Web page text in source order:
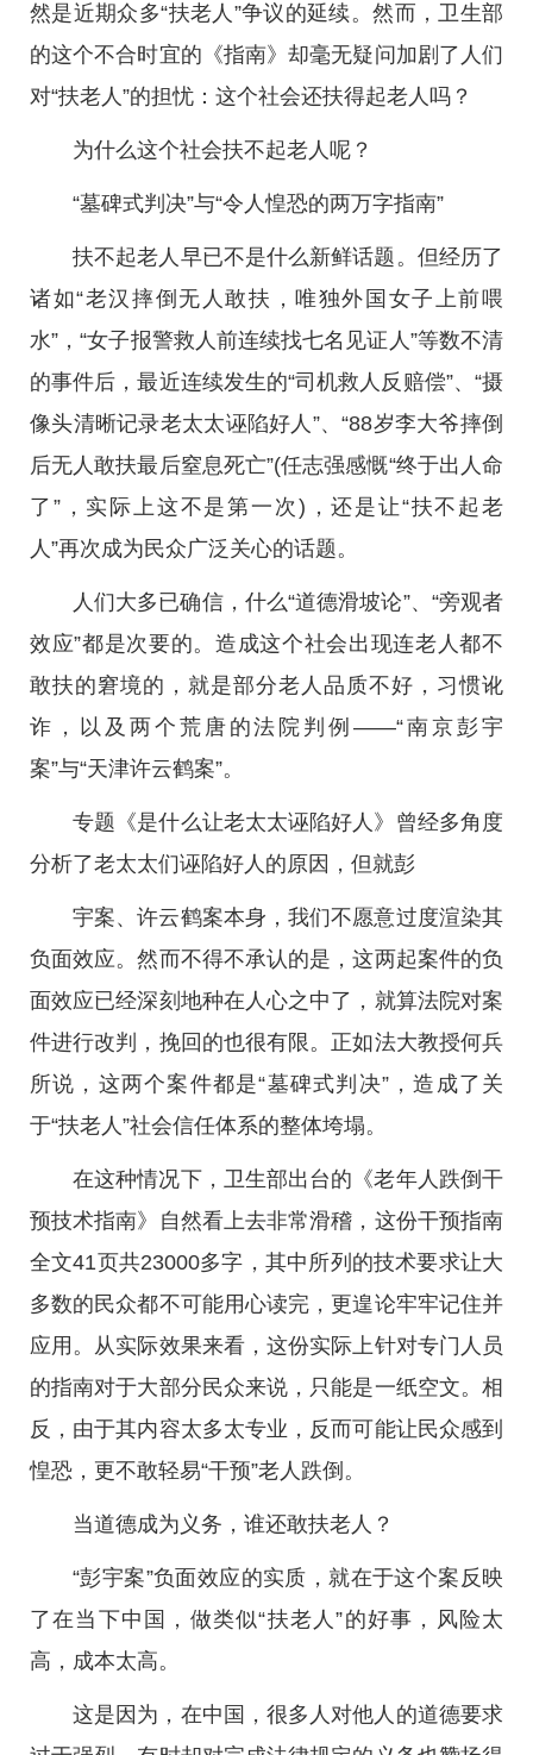
然是近期众多“扶老人”争议的延续。然而，卫生部
的这个不合时宜的《指南》却毫无疑问加剧了人们
对“扶老人”的担忧：这个社会还扶得起老人吗？
为什么这个社会扶不起老人呢？
“墓碑式判决”与“令人惶恐的两万字指南”
扶不起老人早已不是什么新鲜话题。但经历了
诸如“老汉摔倒无人敢扶，唯独外国女子上前喂
水”，“女子报警救人前连续找七名见证人”等数不清
的事件后，最近连续发生的“司机救人反赔偿”、“摄
像头清晰记录老太太诬陷好人”、“88岁李大爷摔倒
后无人敢扶最后窒息死亡”(任志强感慨“终于出人命
了”，实际上这不是第一次)，还是让“扶不起老
人”再次成为民众广泛关心的话题。
人们大多已确信，什么“道德滑坡论”、“旁观者
效应”都是次要的。造成这个社会出现连老人都不
敢扶的窘境的，就是部分老人品质不好，习惯讹
诈，以及两个荒唐的法院判例——“南京彭宇
案”与“天津许云鹤案”。
专题《是什么让老太太诬陷好人》曾经多角度
分析了老太太们诬陷好人的原因，但就彭
宇案、许云鹤案本身，我们不愿意过度渲染其
负面效应。然而不得不承认的是，这两起案件的负
面效应已经深刻地种在人心之中了，就算法院对案
件进行改判，挽回的也很有限。正如法大教授何兵
所说，这两个案件都是“墓碑式判决”，造成了关
于“扶老人”社会信任体系的整体垮塌。
在这种情况下，卫生部出台的《老年人跌倒干
预技术指南》自然看上去非常滑稽，这份干预指南
全文41页共23000多字，其中所列的技术要求让大
多数的民众都不可能用心读完，更遑论牢牢记住并
应用。从实际效果来看，这份实际上针对专门人员
的指南对于大部分民众来说，只能是一纸空文。相
反，由于其内容太多太专业，反而可能让民众感到
惶恐，更不敢轻易“干预”老人跌倒。
当道德成为义务，谁还敢扶老人？
“彭宇案”负面效应的实质，就在于这个案反映
了在当下中国，做类似“扶老人”的好事，风险太
高，成本太高。
这是因为，在中国，很多人对他人的道德要求